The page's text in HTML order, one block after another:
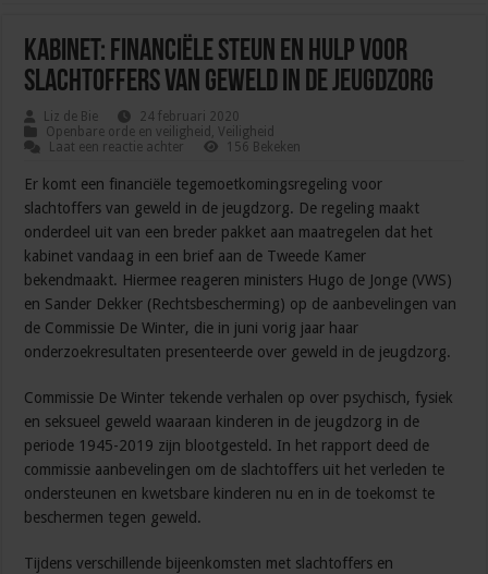
Kabinet: financiële steun en hulp voor
slachtoffers van geweld in de jeugdzorg
Liz de Bie
24 februari 2020
Openbare orde en veiligheid ,Veiligheid
Laat een reactie achter
156 Bekeken
Er komt een financiële tegemoetkomingsregeling voor
slachtoffers van geweld in de jeugdzorg. De regeling maakt
onderdeel uit van een breder pakket aan maatregelen dat het
kabinet vandaag in een brief aan de Tweede Kamer
bekendmaakt. Hiermee reageren ministers Hugo de Jonge (VWS)
en Sander Dekker (Rechtsbescherming) op de aanbevelingen van
de Commissie De Winter, die in juni vorig jaar haar
onderzoekresultaten presenteerde over geweld in de jeugdzorg.
Commissie De Winter tekende verhalen op over psychisch, fysiek
en seksueel geweld waaraan kinderen in de jeugdzorg in de
periode 1945-2019 zijn blootgesteld. In het rapport deed de
commissie aanbevelingen om de slachtoffers uit het verleden te
ondersteunen en kwetsbare kinderen nu en in de toekomst te
beschermen tegen geweld.
Tijdens verschillende bijeenkomsten met slachtoffers en